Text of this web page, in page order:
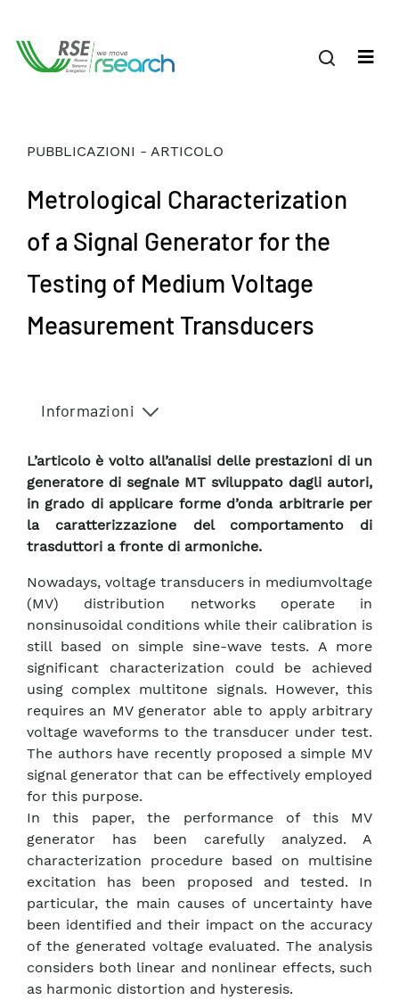
PUBBLICAZIONI - ARTICOLO
Metrological Characterization
of a Signal Generator for the
Testing of Medium Voltage
Measurement Transducers
Informazioni
L’articolo è volto all’analisi delle prestazioni di un
generatore di segnale MT sviluppato dagli autori,
in grado di applicare forme d’onda arbitrarie per
la caratterizzazione del comportamento di
trasduttori a fronte di armoniche.
Nowadays, voltage transducers in mediumvoltage
(MV) distribution networks operate in
nonsinusoidal conditions while their calibration is
still based on simple sine-wave tests. A more
significant characterization could be achieved
using complex multitone signals. However, this
requires an MV generator able to apply arbitrary
voltage waveforms to the transducer under test.
The authors have recently proposed a simple MV
signal generator that can be effectively employed
for this purpose.
In this paper, the performance of this MV
generator has been carefully analyzed. A
characterization procedure based on multisine
excitation has been proposed and tested. In
particular, the main causes of uncertainty have
been identified and their impact on the accuracy
of the generated voltage evaluated. The analysis
considers both linear and nonlinear effects, such
as harmonic distortion and hysteresis.